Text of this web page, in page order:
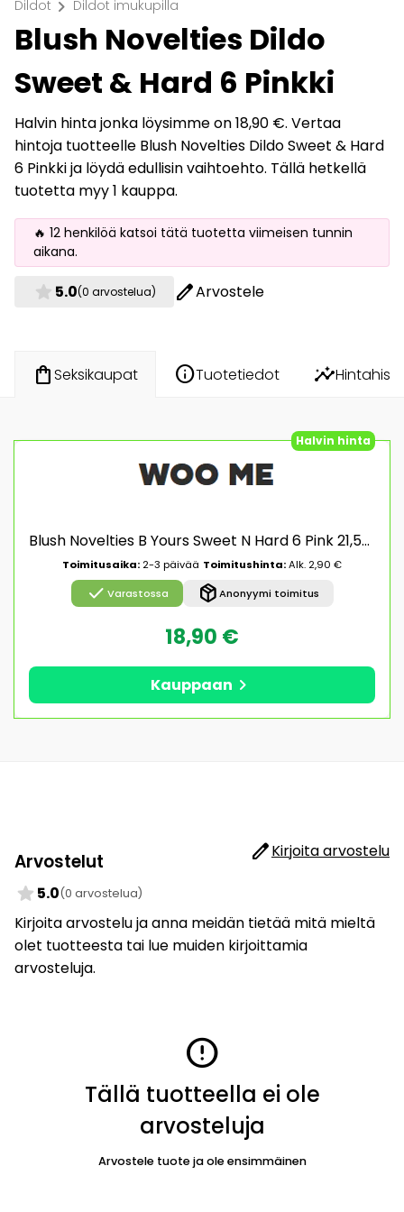
Dildot chevron_right Dildot imukupilla
Blush Novelties Dildo
Sweet & Hard 6 Pinkki
Halvin hinta jonka löysimme on 18,90 €. Vertaa
hintoja tuotteelle Blush Novelties Dildo Sweet & Hard
6 Pinkki ja löydä edullisin vaihtoehto. Tällä hetkellä
tuotetta myy 1 kauppa.
🔥 12 henkilöä katsoi tätä tuotetta viimeisen tunnin
aikana.
star 5.0(0 arvostelua) editArvostele
shopping_bagSeksikaupat infoTuotetiedot insights
Halvin hinta
Blush Novelties B Yours Sweet N Hard 6 Pink 21,5cm Dildo
Toimitusaika: 2-3 päivää Toimitushinta:Alk. 2,90 €
check Varastossa package_2Anonyymi toimitus
18,90 €
Kauppaan chevron_right
Arvostelut editKirjoita arvostelu
star 5.0(0 arvostelua)
Kirjoita arvostelu ja anna meidän tietää mitä mieltä
olet tuotteesta tai lue muiden kirjoittamia
arvosteluja.
error
Tällä tuotteella ei ole
arvosteluja
Arvostele tuote ja ole ensimmäinen